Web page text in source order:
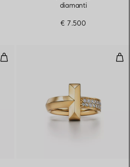
diamanti
€ 7.500
Anello Wings in oro rosa con